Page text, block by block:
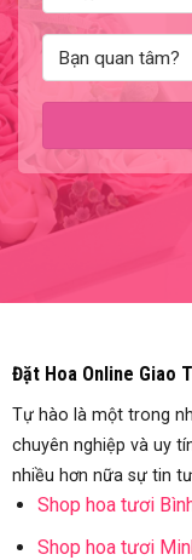
Đặt Hoa Online Giao
Tự hào là một trong
chuyên nghiệp và uy
nhiều hơn nữa sự tin
Shop hoa tươi
Shop hoa tươi